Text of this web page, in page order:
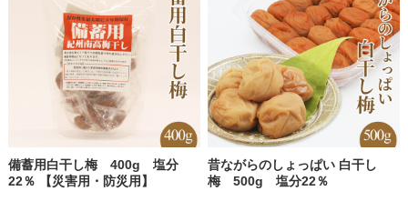
備蓄用白干し梅 400g 塩分
22％ 【災害用・防災用】
昔ながらのしょっぱい 白干し
梅 500g 塩分22％